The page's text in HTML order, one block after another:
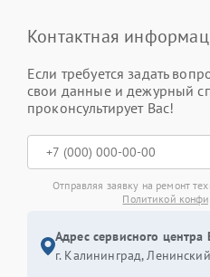
Контактная
Если требуется задать
свои данные и дежурный
проконсультирует Вас!
Отправляя заявку на ремонт
Политикой
Адрес сервисного
г. Калининград,